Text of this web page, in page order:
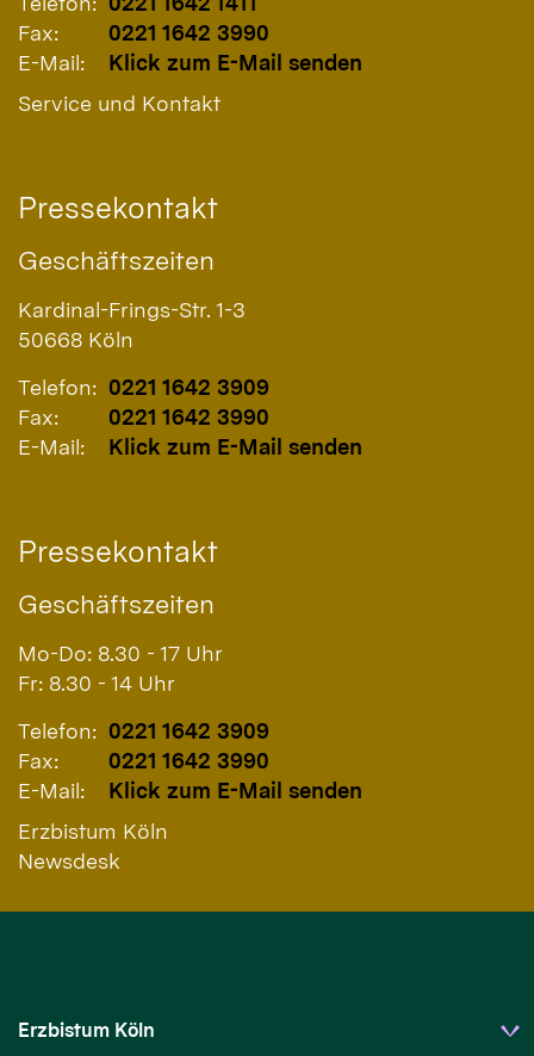
Fax:
0221 1642 3990
E-Mail:
Klick zum E-Mail senden
Service und Kontakt
Pressekontakt
Geschäftszeiten
Kardinal-Frings-Str. 1-3
50668 Köln
Telefon: 0221 1642 3909
Fax:
0221 1642 3990
E-Mail:
Klick zum E-Mail senden
Pressekontakt
Geschäftszeiten
Mo-Do: 8.30 - 17 Uhr
Fr: 8.30 - 14 Uhr
Telefon: 0221 1642 3909
Fax:
0221 1642 3990
E-Mail:
Klick zum E-Mail senden
Erzbistum Köln
Newsdesk
Erzbistum Köln